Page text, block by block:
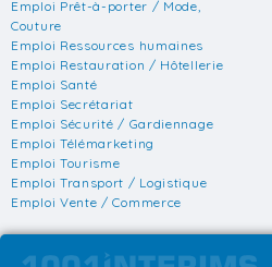
Emploi Prêt-à-porter / Mode,
Couture
Emploi Ressources humaines
Emploi Restauration / Hôtellerie
Emploi Santé
Emploi Secrétariat
Emploi Sécurité / Gardiennage
Emploi Télémarketing
Emploi Tourisme
Emploi Transport / Logistique
Emploi Vente / Commerce